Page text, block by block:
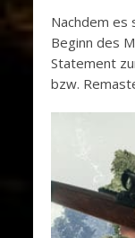
Nachdem es
Beginn des
Statement
bzw.